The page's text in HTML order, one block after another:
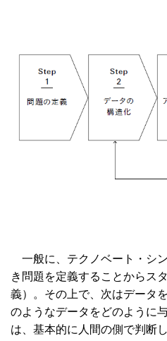
一般に、テクノベート・シ
き問題を定義することからス
義）。その上で、次はデータ
のようなデータをどのように
は、基本的に人間の側で判断